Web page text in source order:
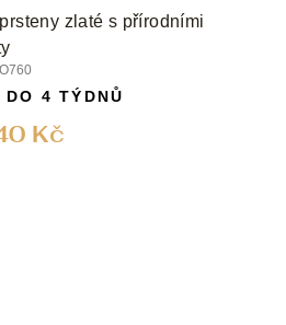
zlaté s přírodními
Kč
DO 4 TÝDNŮ